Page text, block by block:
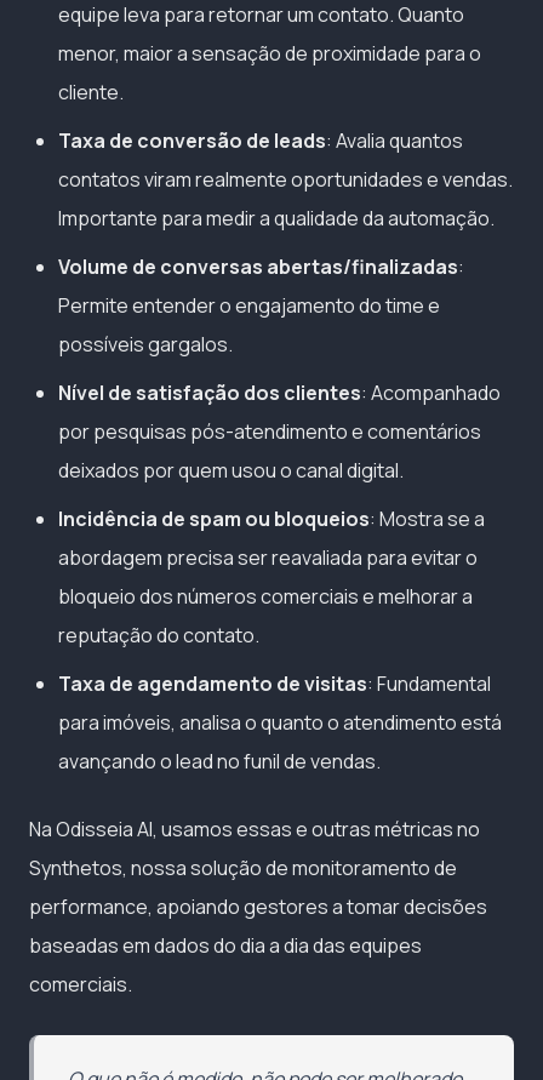
equipe leva para retornar um contato. Quanto
menor, maior a sensação de proximidade para o
cliente.
Taxa de conversão de leads: Avalia quantos
contatos viram realmente oportunidades e vendas.
Importante para medir a qualidade da automação.
Volume de conversas abertas/finalizadas:
Permite entender o engajamento do time e
possíveis gargalos.
Nível de satisfação dos clientes: Acompanhado
por pesquisas pós-atendimento e comentários
deixados por quem usou o canal digital.
Incidência de spam ou bloqueios: Mostra se a
abordagem precisa ser reavaliada para evitar o
bloqueio dos números comerciais e melhorar a
reputação do contato.
Taxa de agendamento de visitas: Fundamental
para imóveis, analisa o quanto o atendimento está
avançando o lead no funil de vendas.
Na Odisseia AI, usamos essas e outras métricas no
Synthetos, nossa solução de monitoramento de
performance, apoiando gestores a tomar decisões
baseadas em dados do dia a dia das equipes
comerciais.